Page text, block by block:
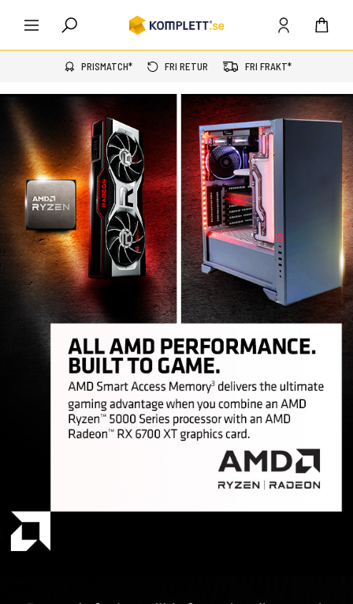
PRISMATCH* FRI RETUR FRI FRAKT*